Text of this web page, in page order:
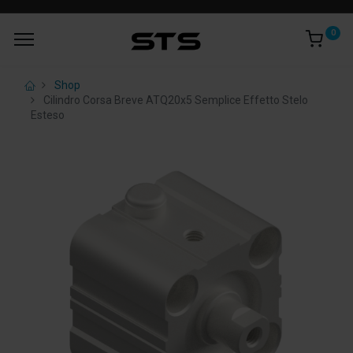
0
Shop
Cilindro Corsa Breve ATQ20x5 Semplice Effetto Stelo
Esteso